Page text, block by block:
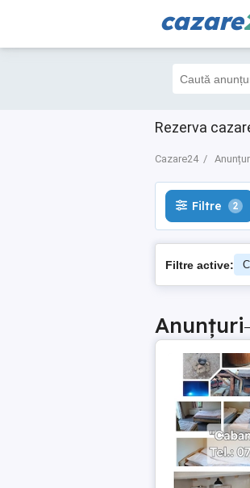
cazare
Rezerva
Cazare24
Filtre 2
Filtre 2
Filtre active:
Anunțuri